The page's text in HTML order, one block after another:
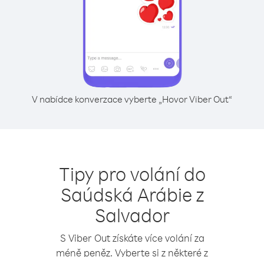
V nabídce konverzace vyberte „Hovor Viber Out“
Tipy pro volání do
Saúdská Arábie z
Salvador
S Viber Out získáte více volání za
méně peněz. Vyberte si z některé z